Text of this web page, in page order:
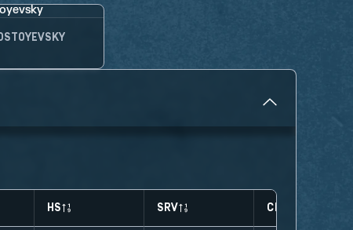
HS SRV CLUTCHES